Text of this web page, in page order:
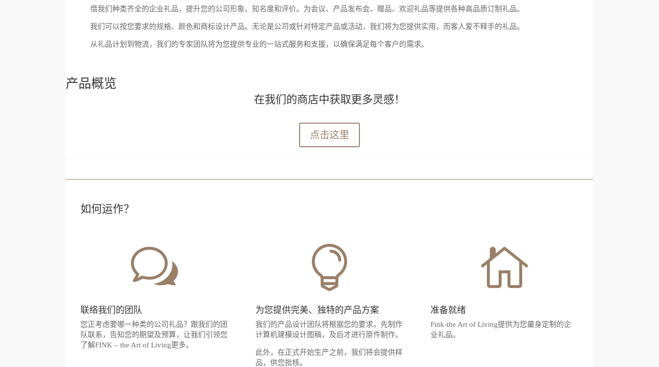
借我们种类齐全的企业礼品，提升您的公司形象、知名度和评价。为会议、产品发布会、赠品、欢迎礼品等提供各种高品质订制礼品。
我们可以按您要求的规格、颜色和商标设计产品。无论是公司或针对特定产品或活动，我们将为您提供实用，而客人爱不释手的礼品。
从礼品计划到物流，我们的专家团队将为您提供专业的一站式服务和支援，以确保满足每个客户的需求。
产品概览
在我们的商店中获取更多灵感！
点击这里
如何运作？
w
联络我们的团队
您正考虑要哪一种类的公司礼品？跟我们的团
队联系，告知您的期望及预算，让我们引领您
了解FINK – the Art of Living更多。

为您提供完美、独特的产品方案
我们的产品设计团队将根据您的要求，先制作
计算机建模设计图稿，及后才进行原件制作。
此外，在正式开始生产之前，我们将会提供样
品，供您批核。

准备就绪
Fink-the Art of Living提供为您量身定制的企
业礼品。